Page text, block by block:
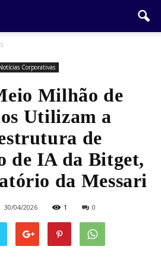
Corporativas
Milhão de
Utilizam a
de
de IA da Bitget,
da Messari
30/04/2026 1 0